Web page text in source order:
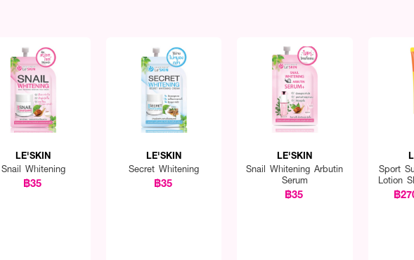
LE'SKIN
Snail Whitening
฿35
LE'SKIN
Secret Whitening
฿35
LE'SKIN
Snail Whitening Arbutin
Serum
฿35
Sport
Lotion
฿